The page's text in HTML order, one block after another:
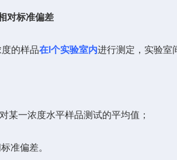
对标准偏差
的样品在l个实验室内进行测定，实验室
某一浓度水平样品测试的平均值；
准偏差。